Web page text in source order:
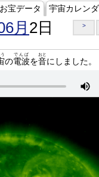
お宝データ 宇宙カレン
月 2日 >
の電波
でんぱ
を音
おと
にしました。